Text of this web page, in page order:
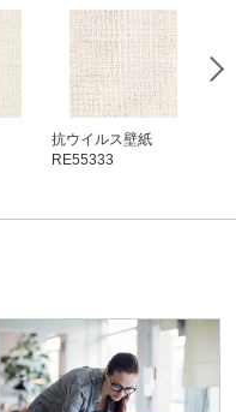
抗ウイルス壁紙
RE55333